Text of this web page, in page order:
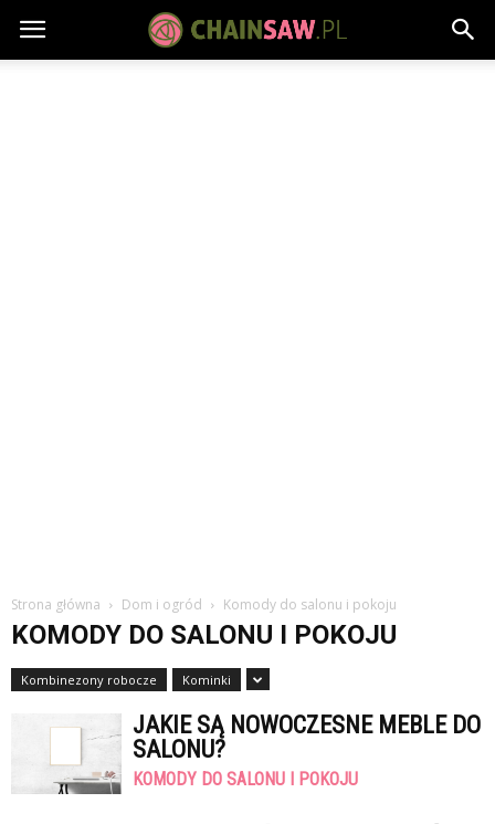
Strona główna Dom i ogród Komody do salonu i pokoju
KOMODY DO SALONU I POKOJU
Kombinezony robocze Kominki
JAKIE SĄ NOWOCZESNE MEBLE DO
SALONU?
KOMODY DO SALONU I POKOJU